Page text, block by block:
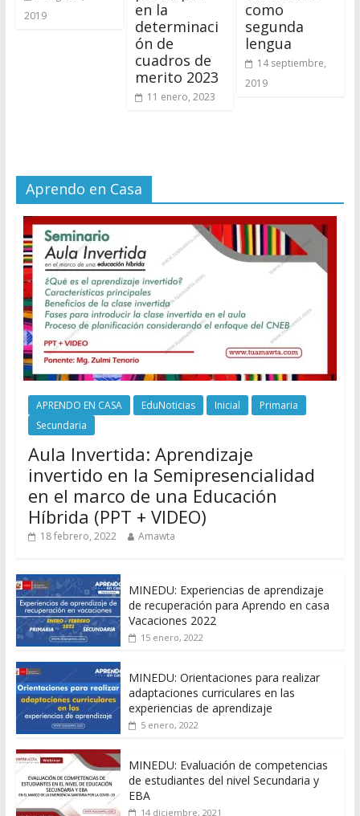
2019
en la
determinaci
ón de
cuadros de
merito 2023
11 enero, 2023
como
segunda
lengua
14 septiembre,
2019
Aprendo en Casa
APRENDO EN CASA EduNoticias Inicial
Primaria
Secundaria
Aula Invertida: Aprendizaje
invertido en la Semipresencialidad
en el marco de una Educación
Híbrida (PPT + VIDEO)
18 febrero, 2022 Amawta
MINEDU: Experiencias de aprendizaje
de recuperación para Aprendo en casa
Vacaciones 2022
15 enero, 2022
MINEDU: Orientaciones para realizar
adaptaciones curriculares en las
experiencias de aprendizaje
5 enero, 2022
MINEDU: Evaluación de competencias
de estudiantes del nivel Secundaria y
EBA
14 diciembre, 2021